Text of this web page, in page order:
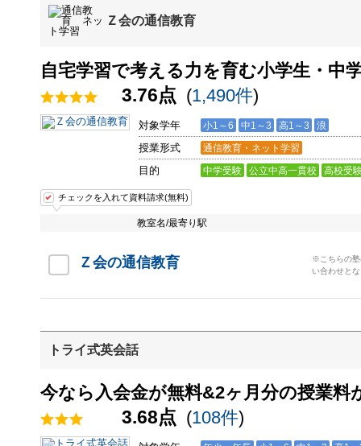
Ｚ会の通信教育
自宅学習で考える力を育む小学生・中
3.76点 (1,490件)
対象学年 小1～6 中1～3 高1～3 浪
授業形式 通信教育・ネット学習
目的 中学受験 公立中高一貫校 高校受
チェックを入れて資料請求(無料)
教室名/最寄り駅
Ｚ会の通信教育
※こちらの塾
い合わせと
トライ式英会話
今なら入会金が無料&2ヶ月分の授業料
3.68点 (108件)